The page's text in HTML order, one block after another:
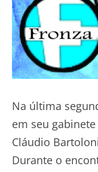
Na última
em seu
Cláudio
Durante o